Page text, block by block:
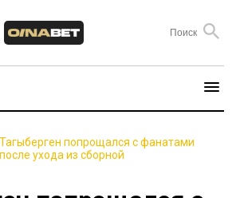
Тагыберген попрощался с фанатами
после ухода из сборной